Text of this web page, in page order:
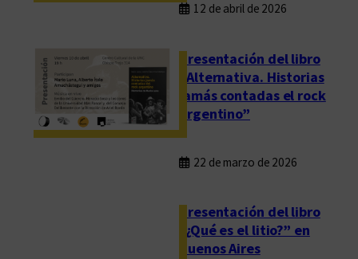
12 de abril de 2026
Presentación del libro
“Alternativa. Historias
jamás contadas el rock
argentino”
22 de marzo de 2026
Presentación del libro
“¿Qué es el litio?” en
Buenos Aires